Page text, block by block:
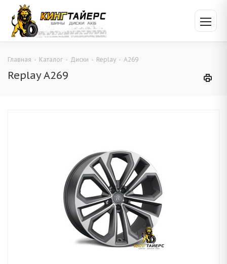
Главная - Каталог - Диски - Replay - A269
Replay A269